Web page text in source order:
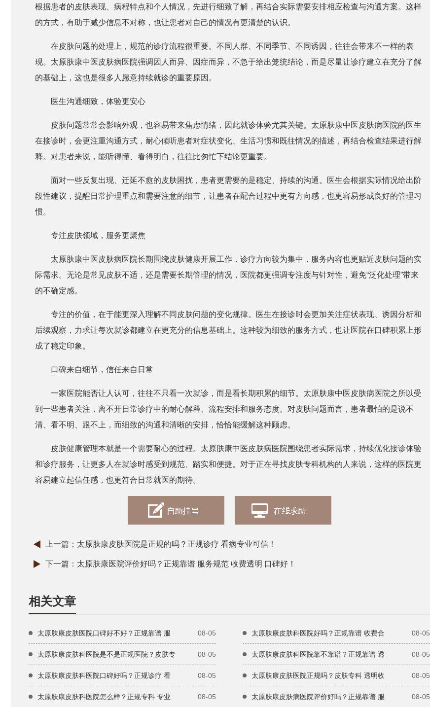
根据患者的皮肤表现、病程特点和个人情况，先进行细致了解，再结合实际需要安排相应检查与沟通方案。这样
的方式，有助于减少信息不对称，也让患者对自己的情况有更清楚的认识。
在皮肤问题的处理上，规范的诊疗流程很重要。不同人群、不同季节、不同诱因，往往会带来不一样的表
现。太原肤康中医皮肤病医院强调因人而异、因症而异，不急于给出笼统结论，而是尽量让诊疗建立在充分了解
的基础上，这也是很多人愿意持续就诊的重要原因。
医生沟通细致，体验更安心
皮肤问题常常会影响外观，也容易带来焦虑情绪，因此就诊体验尤其关键。太原肤康中医皮肤病医院的医生
在接诊时，会更注重沟通方式，耐心倾听患者对症状变化、生活习惯和既往情况的描述，再结合检查结果进行解
释。对患者来说，能听得懂、看得明白，往往比匆忙下结论更重要。
面对一些反复出现、迁延不愈的皮肤困扰，患者更需要的是稳定、持续的沟通。医生会根据实际情况给出阶
段性建议，提醒日常护理重点和需要注意的细节，让患者在配合过程中更有方向感，也更容易形成良好的管理习
惯。
专注皮肤领域，服务更聚焦
太原肤康中医皮肤病医院长期围绕皮肤健康开展工作，诊疗方向较为集中，服务内容也更贴近皮肤问题的实
际需求。无论是常见皮肤不适，还是需要长期管理的情况，医院都更强调专注度与针对性，避免“泛化处理”带来
的不确定感。
专注的价值，在于能更深入理解不同皮肤问题的变化规律。医生在接诊时会更加关注症状表现、诱因分析和
后续观察，力求让每次就诊都建立在更充分的信息基础上。这种较为细致的服务方式，也让医院在口碑积累上形
成了稳定印象。
口碑来自细节，信任来自日常
一家医院能否让人认可，往往不只看一次就诊，而是看长期积累的细节。太原肤康中医皮肤病医院之所以受
到一些患者关注，离不开日常诊疗中的耐心解释、流程安排和服务态度。对皮肤问题而言，患者最怕的是说不
清、看不明、跟不上，而细致的沟通和清晰的安排，恰恰能缓解这种顾虑。
皮肤健康管理本就是一个需要耐心的过程。太原肤康中医皮肤病医院围绕患者实际需求，持续优化接诊体验
和诊疗服务，让更多人在就诊时感受到规范、踏实和便捷。对于正在寻找皮肤专科机构的人来说，这样的医院更
容易建立起信任感，也更符合日常就医的期待。
上一篇： 太原肤康皮肤医院是正规的吗？正规诊疗 看病专业可信！
下一篇： 太原肤康医院评价好吗？正规靠谱 服务规范 收费透明 口碑好！
相关文章
太原肤康皮肤医院口碑好不好？正规靠谱 服 08-05 太原肤康皮肤科医院好吗？正规靠谱 收费合 08-05
太原肤康皮肤科医院是不是正规医院？皮肤专 08-05 太原肤康皮肤科医院靠不靠谱？正规靠谱 透 08-05
太原肤康皮肤科医院口碑好吗？正规诊疗 看 08-05 太原肤康皮肤医院正规吗？皮肤专科 透明收 08-05
太原肤康皮肤科医院怎么样？正规专科 专业 08-05 太原肤康皮肤病医院评价好吗？正规靠谱 服 08-05